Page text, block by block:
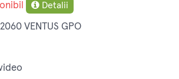
Detalii
VENTUS GPO